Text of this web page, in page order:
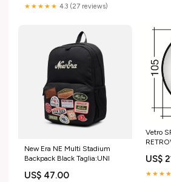
★★★★★ 4.3 (27 reviews)
New Era NE Multi Stadium
Backpack Black Taglia:UNI
US$ 47.00
Vetro
2020-
US$